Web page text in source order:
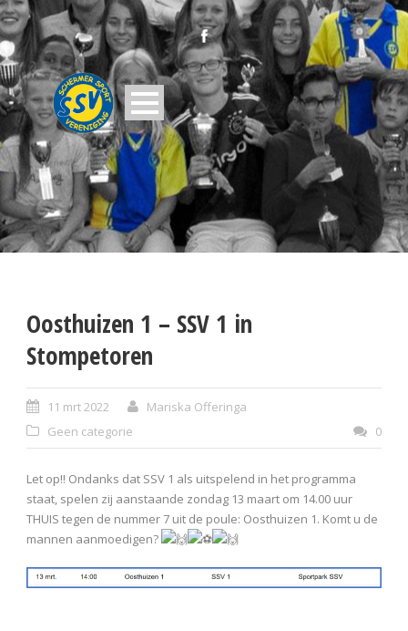
Oosthuizen 1 – SSV 1 in
Stompetoren
11 mrt 2022
Mariska Offeringa
Geen categorie
0
Let op!! Ondanks dat SSV 1 als uitspelend in het programma
staat, spelen zij aanstaande zondag 13 maart om 14.00 uur
THUIS tegen de nummer 7 uit de poule: Oosthuizen 1. Komt u de
mannen aanmoedigen?